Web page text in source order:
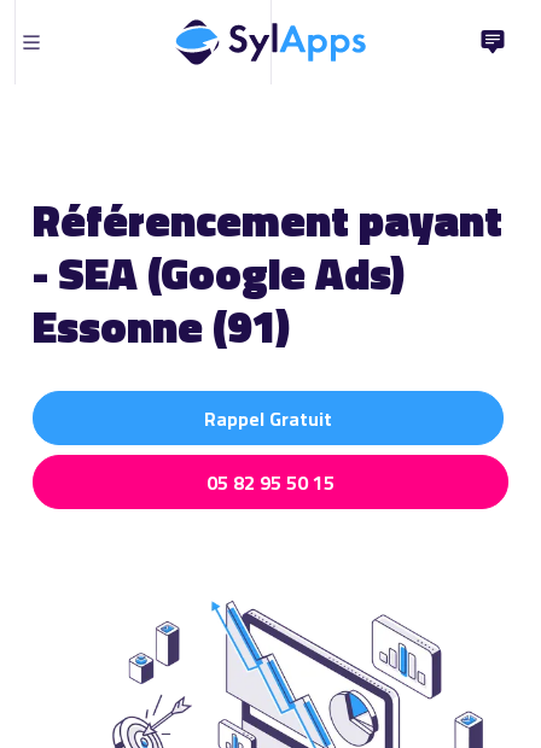
Référencement payant
- SEA (Google Ads)
Essonne (91)
Rappel Gratuit
05 82 95 50 15